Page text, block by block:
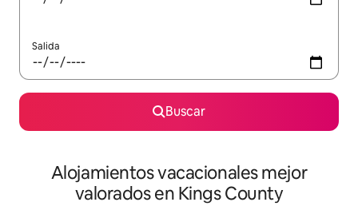
Salida
Buscar
Alojamientos vacacionales mejor
valorados en Kings County